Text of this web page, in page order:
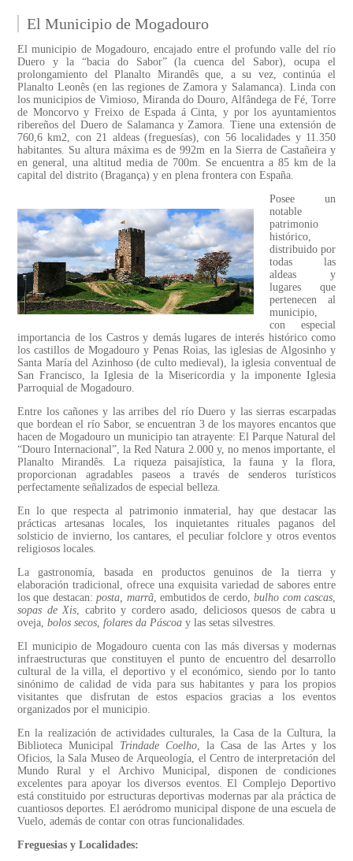
El Municipio de Mogadouro
El municipio de Mogadouro, encajado entre el profundo valle del río
Duero y la “bacia do Sabor” (la cuenca del Sabor), ocupa el
prolongamiento del Planalto Mirandês que, a su vez, continúa el
Planalto Leonês (en las regiones de Zamora y Salamanca). Linda con
los municipios de Vimioso, Miranda do Douro, Alfândega de Fé, Torre
de Moncorvo y Freixo de Espada á Cinta, y por los ayuntamientos
ribereños del Duero de Salamanca y Zamora. Tiene una extensión de
760,6 km2, con 21 aldeas (freguesías), con 56 localidades y 11.350
habitantes. Su altura máxima es de 992m en la Sierra de Castañeira y
en general, una altitud media de 700m. Se encuentra a 85 km de la
capital del distrito (Bragança) y en plena frontera con España.
Posee un
notable
patrimonio
histórico,
distribuido por
todas las
aldeas y
lugares que
pertenecen al
municipio,
con especial
importancia de los Castros y demás lugares de interés histórico como
los castillos de Mogadouro y Penas Roias, las iglesias de Algosinho y
Santa María del Azinhoso (de culto medieval), la iglesia conventual de
San Francisco, la Iglesia de la Misericordia y la imponente Iglesia
Parroquial de Mogadouro.
Entre los cañones y las arribes del río Duero y las sierras escarpadas
que bordean el río Sabor, se encuentran 3 de los mayores encantos que
hacen de Mogadouro un municipio tan atrayente: El Parque Natural del
“Douro Internacional”, la Red Natura 2.000 y, no menos importante, el
Planalto Mirandês. La riqueza paisajística, la fauna y la flora,
proporcionan agradables paseos a través de senderos turísticos
perfectamente señalizados de especial belleza.
En lo que respecta al patrimonio inmaterial, hay que destacar las
prácticas artesanas locales, los inquietantes rituales paganos del
solsticio de invierno, los cantares, el peculiar folclore y otros eventos
religiosos locales.
La gastronomía, basada en productos genuinos de la tierra y
elaboración tradicional, ofrece una exquisita variedad de sabores entre
los que destacan:posta, marrã, embutidos de cerdo,bulho com cascas,
sopas de Xis, cabrito y cordero asado, deliciosos quesos de cabra u
oveja, bolos secos, folares da Páscoa y las setas silvestres.
El municipio de Mogadouro cuenta con las más diversas y modernas
infraestructuras que constituyen el punto de encuentro del desarrollo
cultural de la villa, el deportivo y el económico, siendo por lo tanto
sinónimo de calidad de vida para sus habitantes y para los propios
visitantes que disfrutan de estos espacios gracias a los eventos
organizados por el municipio.
En la realización de actividades culturales, la Casa de la Cultura, la
Biblioteca Municipal Trindade Coelho, la Casa de las Artes y los
Oficios, la Sala Museo de Arqueología, el Centro de interpretación del
Mundo Rural y el Archivo Municipal, disponen de condiciones
excelentes para apoyar los diversos eventos. El Complejo Deportivo
está constituido por estructuras deportivas modernas par ala práctica de
cuantiosos deportes. El aeródromo municipal dispone de una escuela de
Vuelo, además de contar con otras funcionalidades.
Freguesias y Localidades: